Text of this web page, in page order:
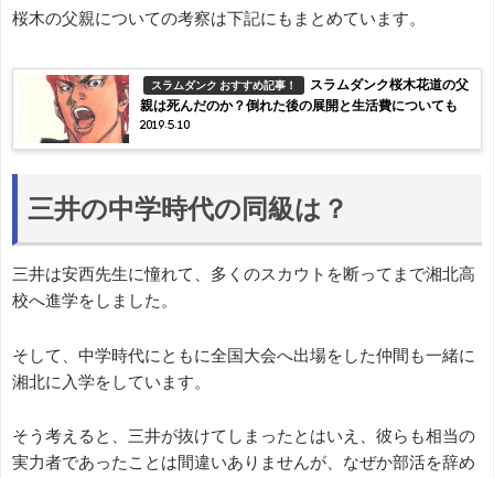
桜木の父親についての考察は下記にもまとめています。
スラムダンク おすすめ記事！
スラムダンク桜木花道の父
親は死んだのか？倒れた後の展開と生活費についても
2019.5.10
三井の中学時代の同級は？
三井は安西先生に憧れて、多くのスカウトを断ってまで湘北高
校へ進学をしました。
そして、中学時代にともに全国大会へ出場をした仲間も一緒に
湘北に入学をしています。
そう考えると、三井が抜けてしまったとはいえ、彼らも相当の
実力者であったことは間違いありませんが、なぜか部活を辞め